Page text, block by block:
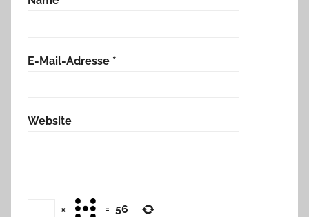
E-Mail-Adresse *
Website
× = 56